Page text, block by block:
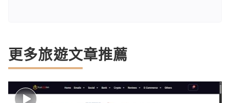
更多旅遊文章推薦